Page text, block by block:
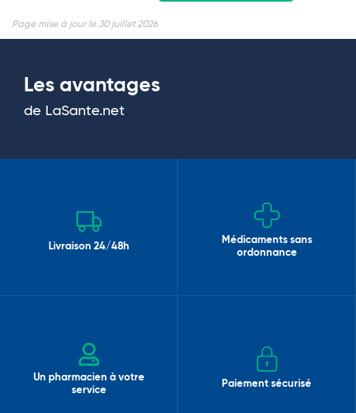
Page mise à jour le 30 juillet 2026
Les avantages
de LaSante.net
Livraison 24/48h
Médicaments sans
ordonnance
Un pharmacien à votre
service
Paiement sécurisé